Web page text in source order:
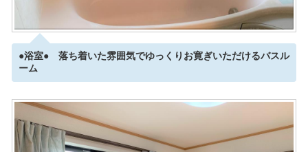
●浴室● 落ち着いた雰囲気でゆっくりお寛ぎいただけるバスル
ーム